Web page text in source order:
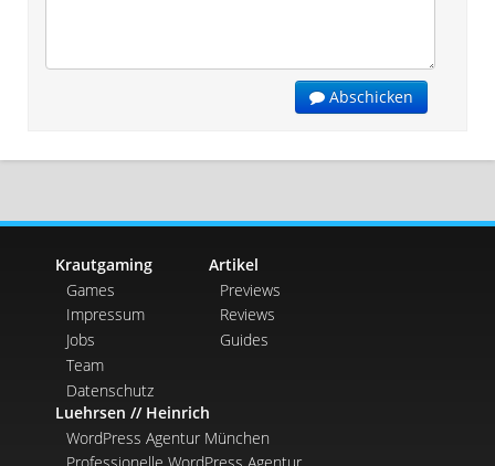
Abschicken
Krautgaming
Games
Impressum
Jobs
Team
Datenschutz
Artikel
Previews
Reviews
Guides
Luehrsen // Heinrich
WordPress Agentur München